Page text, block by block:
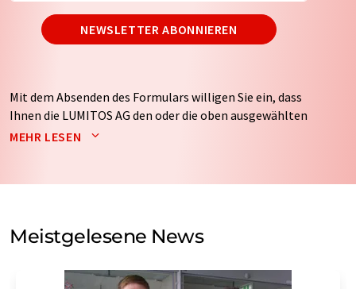
NEWSLETTER ABONNIEREN
Mit dem Absenden des Formulars willigen Sie ein, dass
Ihnen die LUMITOS AG den oder die oben ausgewählten
Newsletter per E-Mail zusendet. Ihre Daten werden
auf Basis unsererDatenschutzerklärung. LUMITOS darf
Meinungsforschung per E-Mail kontaktieren. Ihre
Einwilligung können Sie jederzeit ohne Angabe von
Str. 2, 12489 Berlin oder per E-Mail unter
MEHR LESEN
Meistgelesene News